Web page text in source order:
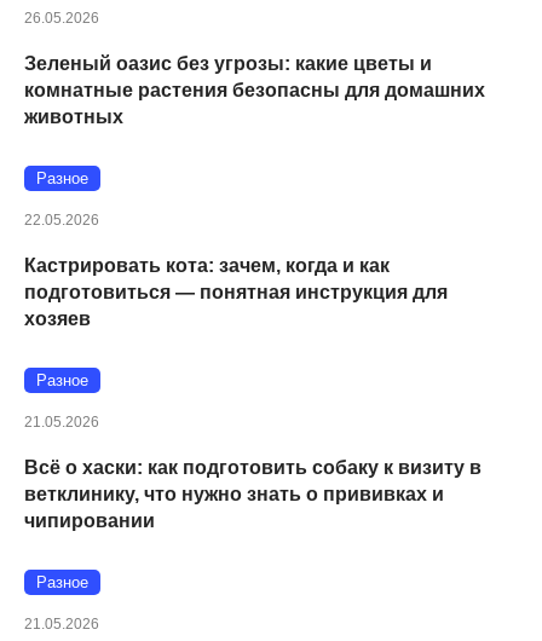
26.05.2026
Зеленый оазис без угрозы: какие цветы и
комнатные растения безопасны для домашних
животных
Разное
22.05.2026
Кастрировать кота: зачем, когда и как
подготовиться — понятная инструкция для
хозяев
Разное
21.05.2026
Всё о хаски: как подготовить собаку к визиту в
ветклинику, что нужно знать о прививках и
чипировании
Разное
21.05.2026